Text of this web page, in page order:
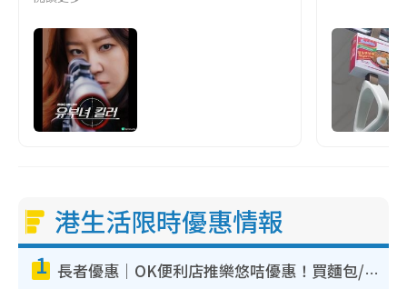
港生活限時優惠情報
1 長者優惠｜OK便利店推樂悠咭優惠！買麵包/牛奶/保健品拍卡即減